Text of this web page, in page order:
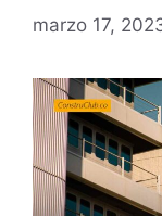
marzo 17,